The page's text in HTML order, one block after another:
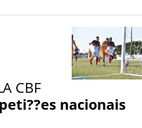
CBF
nacionais